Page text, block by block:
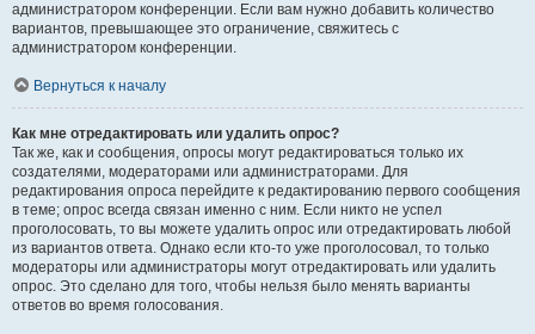
администратором конференции. Если вам нужно добавить количество
вариантов, превышающее это ограничение, свяжитесь с
администратором конференции.
Вернуться к началу
Как мне отредактировать или удалить опрос?
Так же, как и сообщения, опросы могут редактироваться только их
создателями, модераторами или администраторами. Для
редактирования опроса перейдите к редактированию первого сообщения
в теме; опрос всегда связан именно с ним. Если никто не успел
проголосовать, то вы можете удалить опрос или отредактировать любой
из вариантов ответа. Однако если кто-то уже проголосовал, то только
модераторы или администраторы могут отредактировать или удалить
опрос. Это сделано для того, чтобы нельзя было менять варианты
ответов во время голосования.